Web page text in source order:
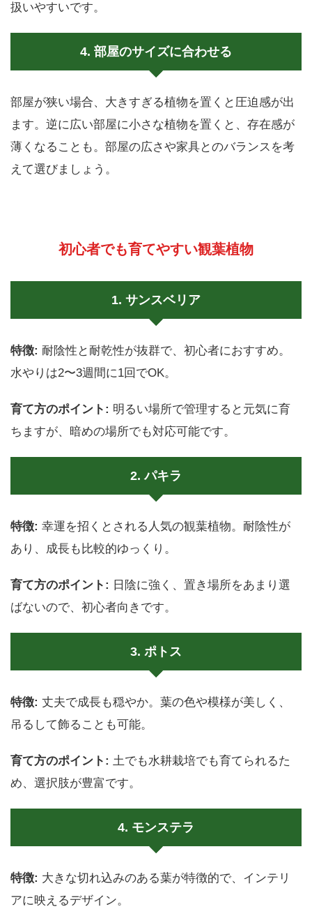
扱いやすいです。
4. 部屋のサイズに合わせる
部屋が狭い場合、大きすぎる植物を置くと圧迫感が出
ます。逆に広い部屋に小さな植物を置くと、存在感が
薄くなることも。部屋の広さや家具とのバランスを考
えて選びましょう。
初心者でも育てやすい観葉植物
1. サンスベリア
特徴: 耐陰性と耐乾性が抜群で、初心者におすすめ。
水やりは2〜3週間に1回でOK。
育て方のポイント: 明るい場所で管理すると元気に育
ちますが、暗めの場所でも対応可能です。
2. パキラ
特徴: 幸運を招くとされる人気の観葉植物。耐陰性が
あり、成長も比較的ゆっくり。
育て方のポイント: 日陰に強く、置き場所をあまり選
ばないので、初心者向きです。
3. ポトス
特徴: 丈夫で成長も穏やか。葉の色や模様が美しく、
吊るして飾ることも可能。
育て方のポイント: 土でも水耕栽培でも育てられるた
め、選択肢が豊富です。
4. モンステラ
特徴: 大きな切れ込みのある葉が特徴的で、インテリ
アに映えるデザイン。